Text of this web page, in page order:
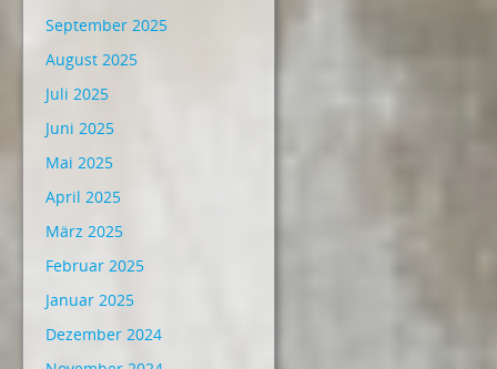
September 2025
August 2025
Juli 2025
Juni 2025
Mai 2025
April 2025
März 2025
Februar 2025
Januar 2025
Dezember 2024